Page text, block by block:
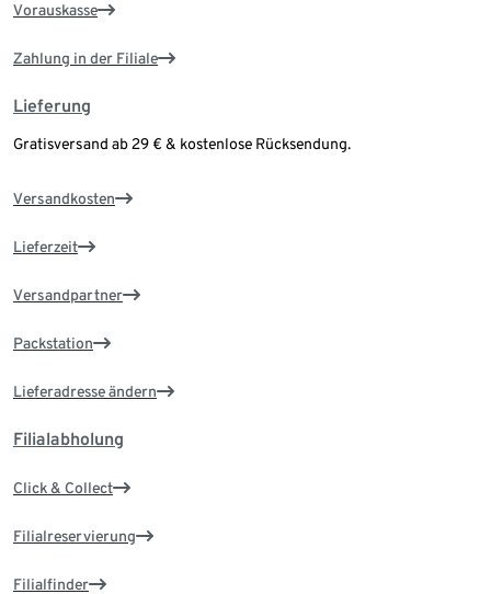
Vorauskasse
Zahlung in der Filiale
Lieferung
Gratisversand ab 29 € & kostenlose Rücksendung.
Versandkosten
Lieferzeit
Versandpartner
Packstation
Lieferadresse ändern
Filialabholung
Click & Collect
Filialreservierung
Filialfinder